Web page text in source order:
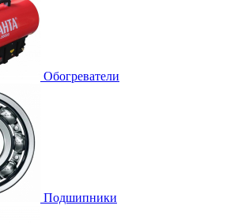
Обогреватели
Подшипники